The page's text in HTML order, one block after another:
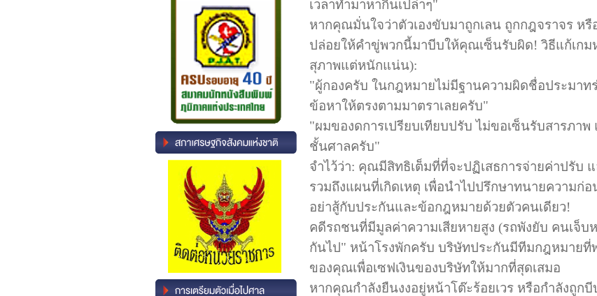
เวลาทำมาหากินเปล่าๆ"
หากคุณมั่นใจว่าตัวเองขับมาถูกเลน ถูกกฎจราจร ห
ปล่อยให้คำขู่พวกนี้มาบีบให้คุณเซ็นรับผิด! วิธีแก้เกม
สุภาพแต่หนักแน่น):
"ผู้กองครับ ในกฎหมายไม่มีฐานความผิดชื่อประมาท
ข้อหาให้ตรงตามมาตราเลยครับ"
"ผมของดการเปรียบเทียบปรับ ไม่ขอเซ็นรับสารภาพ
ชั้นศาลครับ"
จำไว้ว่า: คุณมีสิทธิเต็มที่ที่จะปฏิเสธการจ่ายค่าปรับ
รวมถึงแผนที่เกิดเหตุ เพื่อนำไปปรึกษาทนายความก่
อย่าสู้กับประกันและข้อกฎหมายด้วยตัวคนเดียว!
คดีรถชนที่มีมูลค่าความเสียหายสูง (รถพังยับ คนเจ็บ
กันไป" หน้าโรงพักครับ บริษัทประกันมีทีมกฎหมายที่
ของคุณเพื่อเซฟเงินของบริษัทให้มากที่สุดเสมอ
หากคุณกำลังยืนงงอยู่หน้าโต๊ะร้อยเวร หรือกำลังถูก